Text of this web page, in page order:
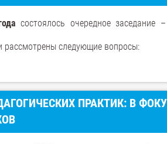
состоялось очередное заседание
рассмотрены следующие вопросы:
ПРАКТИК: В